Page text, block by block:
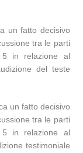
un fatto decisivo
tra le parti
5 in relazione al
del teste
un fatto decisivo
tra le parti
5 in relazione al
testimoniale